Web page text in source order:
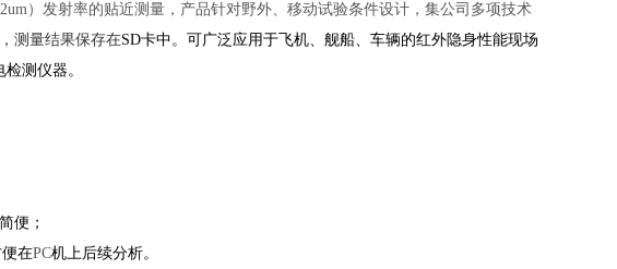
）发射率的贴近测量，产品针对野外、移动试验条件设计，集公司多项技术
测量结果保存在SD卡中。可广泛应用于飞机、舰船、车辆的红外隐身性能现场
检测仪器。
便；
在PC机上后续分析。